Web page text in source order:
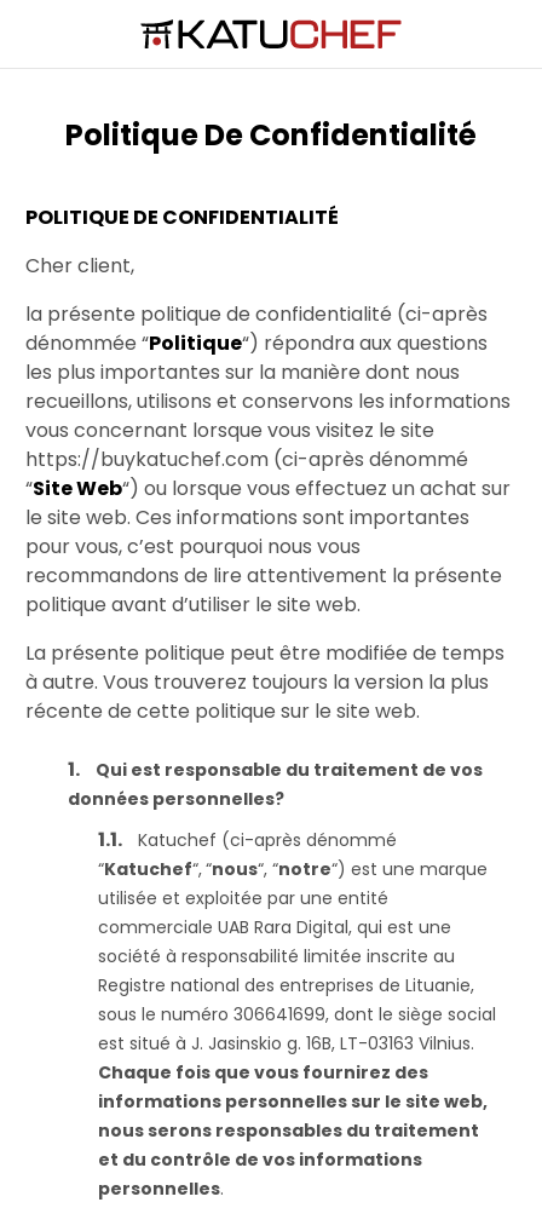
Politique De Confidentialité
POLITIQUE DE CONFIDENTIALITÉ
Cher client,
la présente politique de confidentialité (ci-après
dénommée “Politique“) répondra aux questions
les plus importantes sur la manière dont nous
recueillons, utilisons et conservons les informations
vous concernant lorsque vous visitez le site
https://buykatuchef.com (ci-après dénommé
“Site Web“) ou lorsque vous effectuez un achat sur
le site web. Ces informations sont importantes
pour vous, c’est pourquoi nous vous
recommandons de lire attentivement la présente
politique avant d’utiliser le site web.
La présente politique peut être modifiée de temps
à autre. Vous trouverez toujours la version la plus
récente de cette politique sur le site web.
Qui est responsable du traitement de vos
données personnelles?
Katuchef (ci-après dénommé
“Katuchef“,“nous“, “notre“) est une marque
utilisée et exploitée par une entité
commerciale UAB Rara Digital, qui est une
société à responsabilité limitée inscrite au
Registre national des entreprises de Lituanie,
sous le numéro 306641699, dont le siège social
est situé à J. Jasinskio g. 16B, LT-03163 Vilnius.
Chaque fois que vous fournirez des
informations personnelles sur le site web,
nous serons responsables du traitement
et du contrôle de vos informations
personnelles.